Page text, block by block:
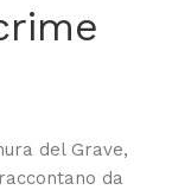
del Grave,
da